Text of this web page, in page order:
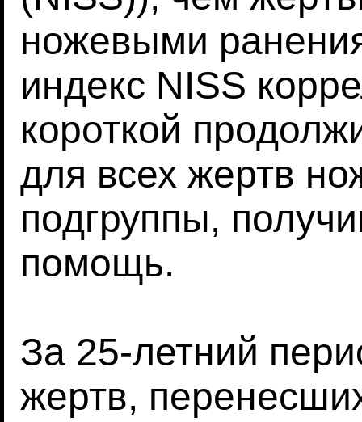
ножевыми
индекс NISS
короткой
для всех жертв
подгруппы,
помощь.
За 25-летний
жертв,